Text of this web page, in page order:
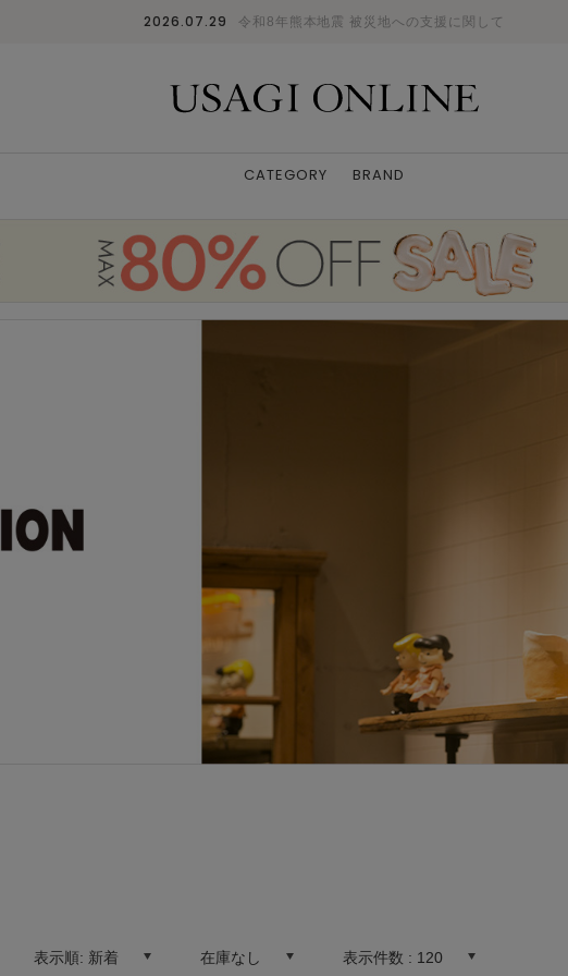
2026.07.29 令和8年熊本地震 被災地への支援に関して
CATEGORY BRAND
表示順: 新着 在庫なし 表示件数 : 120